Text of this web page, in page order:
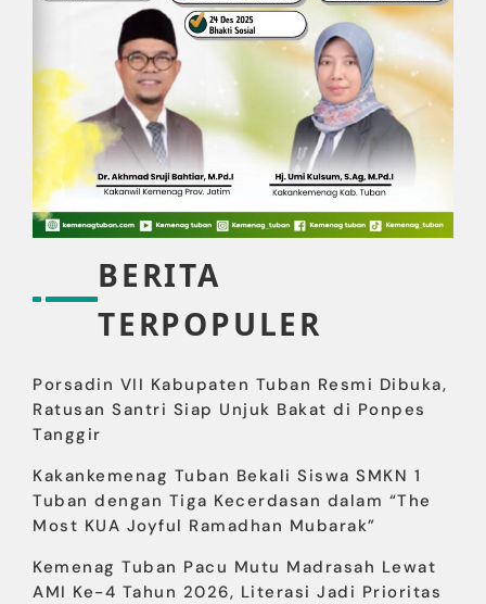
BERITA
TERPOPULER
Porsadin VII Kabupaten Tuban Resmi Dibuka,
Ratusan Santri Siap Unjuk Bakat di Ponpes
Tanggir
Kakankemenag Tuban Bekali Siswa SMKN 1
Tuban dengan Tiga Kecerdasan dalam “The
Most KUA Joyful Ramadhan Mubarak”
Kemenag Tuban Pacu Mutu Madrasah Lewat
AMI Ke-4 Tahun 2026, Literasi Jadi Prioritas